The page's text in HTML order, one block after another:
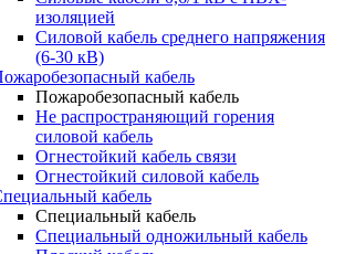
изоляцией
Силовой кабель среднего напряжения
(6-30 кВ)
кабель
Пожаробезопасный кабель
Не распространяющий горения
силовой кабель
Огнестойкий кабель связи
Огнестойкий силовой кабель
кабель
Специальный кабель
Специальный одножильный кабель